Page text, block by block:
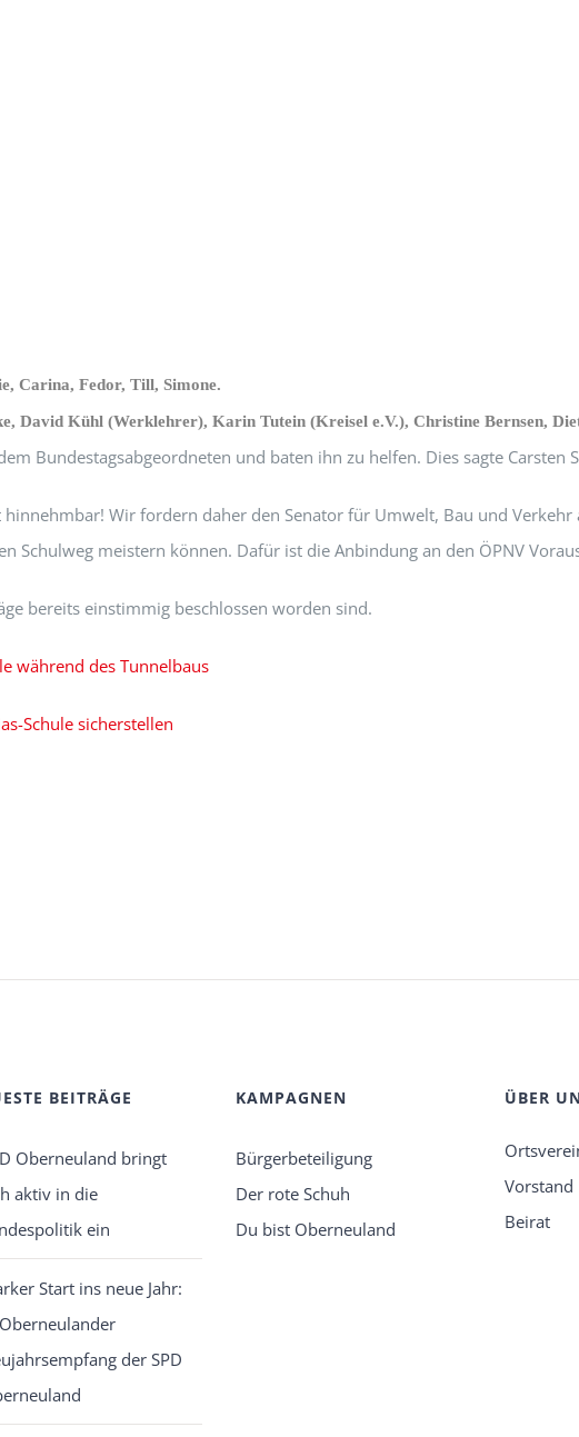
Carina, Fedor, Till, Simone.
David Kühl (Werklehrer), Karin Tutein (Kreisel e.V.), Christine Bernsen,
Bundestagsabgeordneten und baten ihn zu helfen. Dies sagte Carsten
Wir fordern daher den Senator für Umwelt, Bau und Verkehr
Schulweg meistern können. Dafür ist die Anbindung an den ÖPNV
bereits einstimmig beschlossen worden sind.
während des Tunnelbaus
Schule sicherstellen
BEITRÄGE
Oberneuland bringt
aktiv in die
ein
Start ins neue Jahr:
der SPD
KAMPAGNEN
Bürgerbeteiligung
Der rote Schuh
Du bist Oberneuland
ÜBER
Vorstand
Beirat